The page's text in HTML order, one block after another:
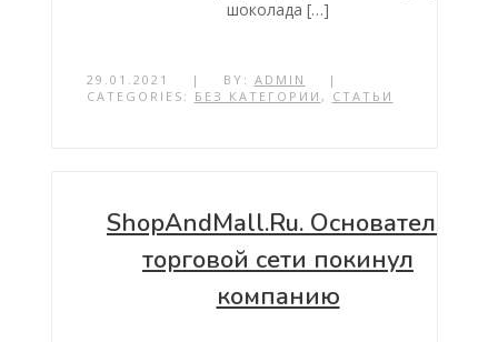
шоколада […]
29.01.2021 | BY: ADMIN
|
CATEGORIES: БЕЗ КАТЕГОРИИ , СТАТЬИ
ShopAndMall.Ru. Основатель
торговой сети покинул
компанию